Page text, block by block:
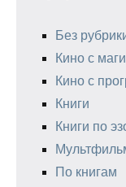
Без
Кино с
Кино с
Книги
Книги по
По книгам